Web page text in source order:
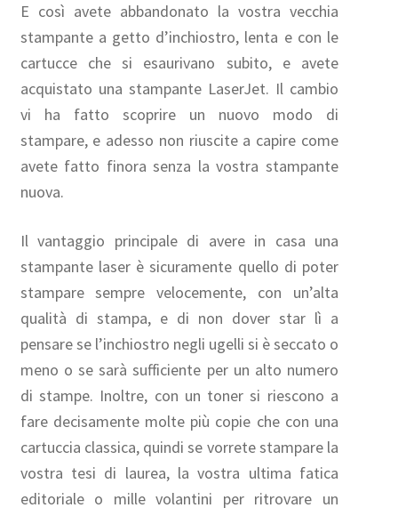
E così avete abbandonato la vostra vecchia
stampante a getto d’inchiostro, lenta e con le
cartucce che si esaurivano subito, e avete
acquistato una stampante LaserJet. Il cambio
vi ha fatto scoprire un nuovo modo di
stampare, e adesso non riuscite a capire come
avete fatto finora senza la vostra stampante
nuova.
Il vantaggio principale di avere in casa una
stampante laser è sicuramente quello di poter
stampare sempre velocemente, con un’alta
qualità di stampa, e di non dover star lì a
pensare se l’inchiostro negli ugelli si è seccato o
meno o se sarà sufficiente per un alto numero
di stampe. Inoltre, con un toner si riescono a
fare decisamente molte più copie che con una
cartuccia classica, quindi se vorrete stampare la
vostra tesi di laurea, la vostra ultima fatica
editoriale o mille volantini per ritrovare un